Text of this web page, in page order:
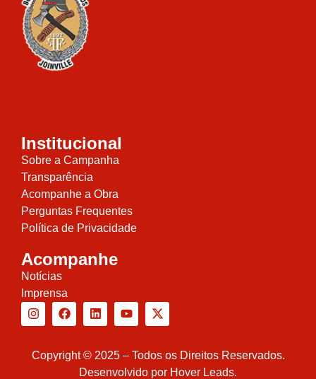
Institucional
Sobre a Campanha
Transparência
Acompanhe a Obra
Perguntas Frequentes
Política de Privacidade
Acompanhe
Notícias
Imprensa
Copyright © 2025 – Todos os Direitos Reservados.
Desenvolvido por Hover Leads.